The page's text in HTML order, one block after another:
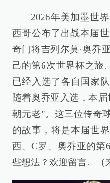
2026年美加墨世
西哥公布了出战本届
奇门将吉列尔莫·奥乔
己的第6次世界杯之旅
已经入选了各自国家
随着奥乔亚入选，本
朝元老”。这三位传奇
的故事，将是本届世
西、C罗、奥乔亚的第
些想法？欢迎留言。（